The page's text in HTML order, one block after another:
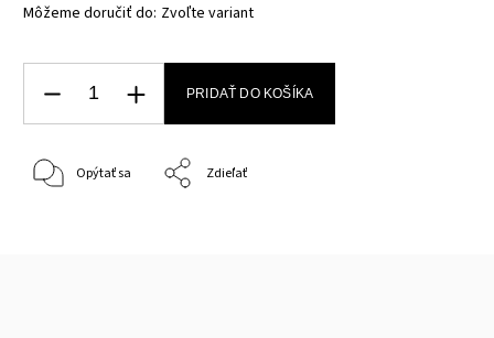
Môžeme doručiť do: Zvoľte variant
PRIDAŤ DO KOŠÍKA
Opýtať sa Zdieľať